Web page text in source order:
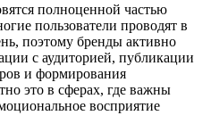
полноценной частью
пользователи проводят в
поэтому бренды активно
с аудиторией, публикации
и формирования
это в сферах, где важны
восприятие